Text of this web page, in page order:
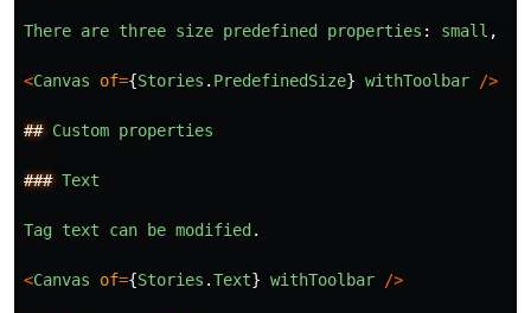
There are three size predefined properties : small ,
<Canvas of={Stories . PredefinedSize} withToolbar />
## Custom properties
### Text
Tag text can be modified .
<Canvas of={Stories .Text} withToolbar />